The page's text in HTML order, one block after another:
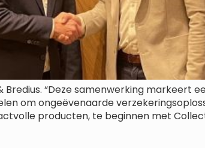
“Deze samenwerking markeert
om ongeëvenaarde
producten, te beginnen met